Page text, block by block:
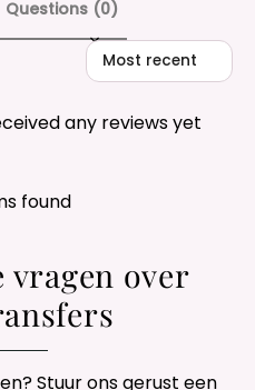
Questions (0)
Sort reviews by
any reviews yet
found
vragen over
Stuur ons gerust een